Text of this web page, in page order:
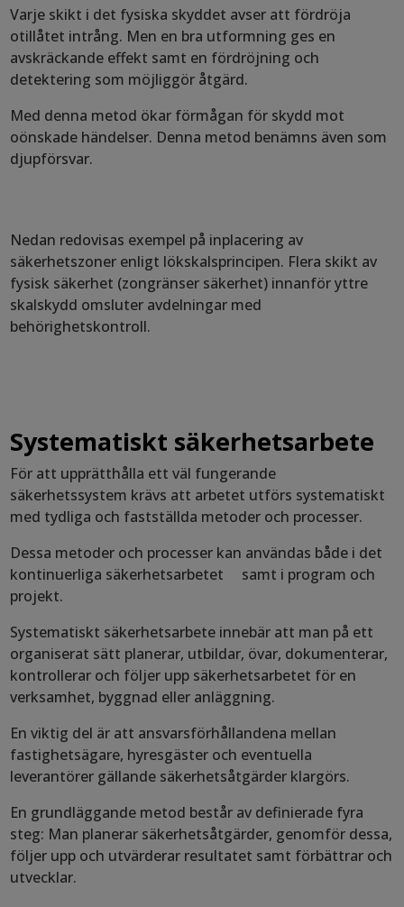
Varje skikt i det fysiska skyddet avser att fördröja
otillåtet intrång. Men en bra utformning ges en
avskräckande effekt samt en fördröjning och
detektering som möjliggör åtgärd.
Med denna metod ökar förmågan för skydd mot
oönskade händelser. Denna metod benämns även som
djupförsvar.
Nedan redovisas exempel på inplacering av
säkerhetszoner enligt lökskalsprincipen. Flera skikt av
fysisk säkerhet (zongränser säkerhet) innanför yttre
skalskydd omsluter avdelningar med
behörighetskontroll.
Systematiskt säkerhetsarbete
För att upprätthålla ett väl fungerande
säkerhetssystem krävs att arbetet utförs systematiskt
med tydliga och fastställda metoder och processer.
Dessa metoder och processer kan användas både i det
kontinuerliga säkerhetsarbetet samt i program och
projekt.
Systematiskt säkerhetsarbete innebär att man på ett
organiserat sätt planerar, utbildar, övar, dokumenterar,
kontrollerar och följer upp säkerhetsarbetet för en
verksamhet, byggnad eller anläggning.
En viktig del är att ansvarsförhållandena mellan
fastighetsägare, hyresgäster och eventuella
leverantörer gällande säkerhetsåtgärder klargörs.
En grundläggande metod består av definierade fyra
steg: Man planerar säkerhetsåtgärder, genomför dessa,
följer upp och utvärderar resultatet samt förbättrar och
utvecklar.